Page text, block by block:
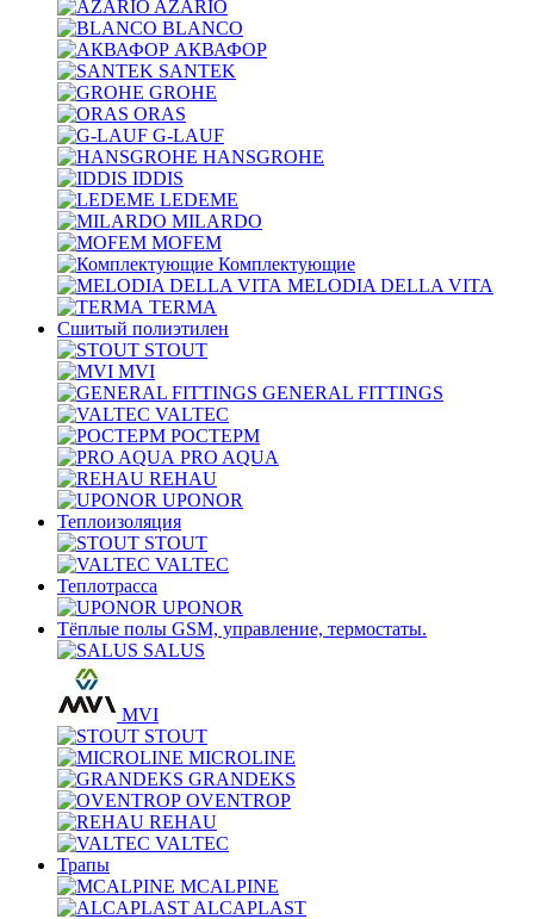
AZARIO
BLANCO
АКВАФОР
SANTEK
GROHE
ORAS
G-LAUF
HANSGROHE
IDDIS
LEDEME
MILARDO
MOFEM
Комплектующие
MELODIA DELLA VITA
TERMA
Сшитый полиэтилен
STOUT
MVI
GENERAL FITTINGS
VALTEC
РОСТЕРМ
PRO AQUA
REHAU
UPONOR
Теплоизоляция
STOUT
VALTEC
Теплотрасса
UPONOR
Тёплые полы GSM, управление, термостаты.
SALUS
MVI
STOUT
MICROLINE
GRANDEKS
OVENTROP
REHAU
VALTEC
Трапы
MCALPINE
ALCAPLAST